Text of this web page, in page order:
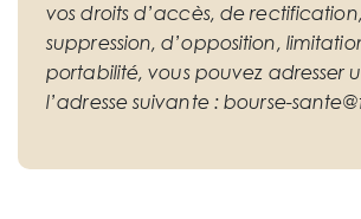
vos droits d’accès, de
suppression, d’opposition,
portabilité, vous pouvez adresser
l’adresse suivante : bourse-